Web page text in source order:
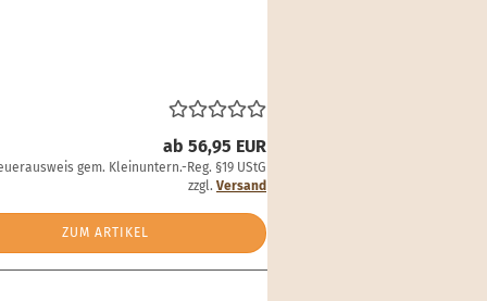
ab 56,95 EUR
gem. Kleinuntern.-Reg. §19 UStG
zzgl. Versand
ZUM ARTIKEL